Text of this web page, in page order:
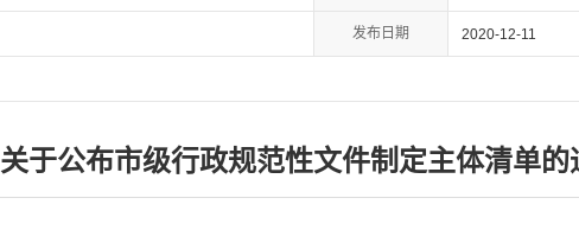
发布日期 2020-12-11
关于公布市级行政规范性文件制定主体清单的